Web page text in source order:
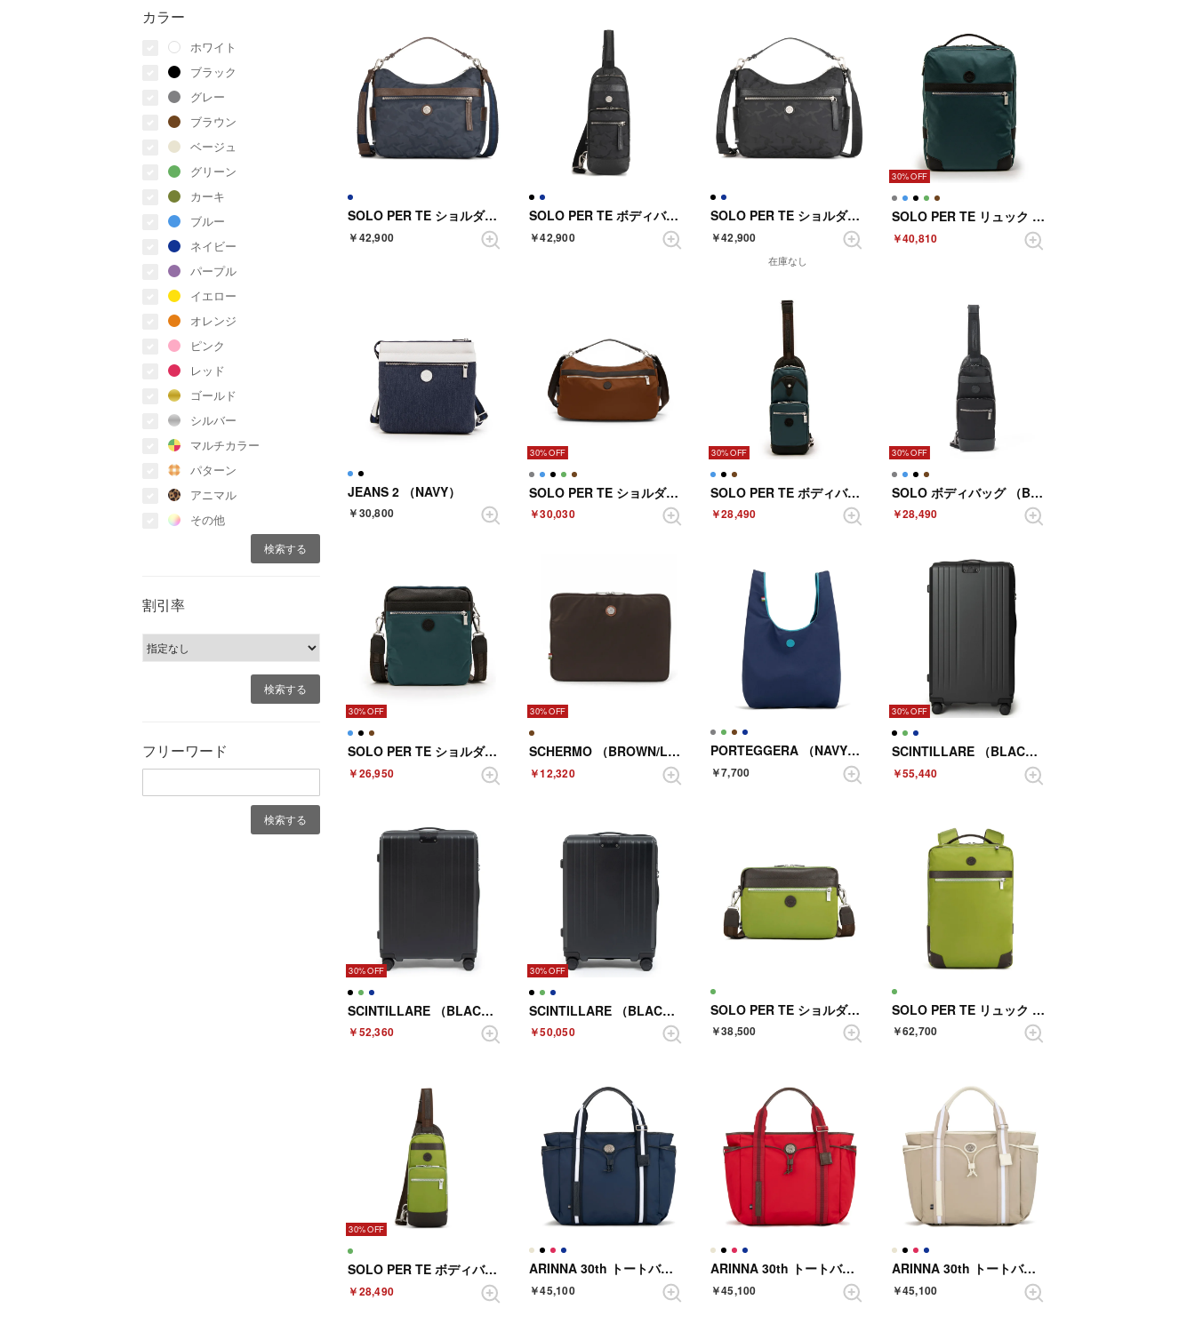
カラー
ホワイト
ブラック
グレー
ブラウン
ベージュ
グリーン
カーキ
ブルー
ネイビー
パープル
イエロー
オレンジ
ピンク
レッド
ゴールド
シルバー
マルチカラー
パターン
アニマル
その他
割引率
フリーワード
SOLO PER TE ショルダーバック （NAVY）
￥42,900
SOLO PER TE ボディバック （BLACK）
￥42,900
SOLO PER TE ショルダーバック （BLACK）
￥42,900
在庫なし
30%
SOLO PER TE リュック （SEABLUE）
￥40,810
JEANS 2 （NAVY）
￥30,800
30%
SOLO PER TE ショルダーバッグ （TERRACOTTA）
￥30,030
30%
SOLO PER TE ボディバッグ （SEABLUE）
￥28,490
30%
SOLO ボディバッグ （BLACK）
￥28,490
30%
SOLO PER TE ショルダーバッグ （SEABLUE）
￥26,950
30%
SCHERMO （BROWN/LIGHTBROWN）
￥12,320
PORTEGGERA （NAVY／BLUE）
￥7,700
30%
SCINTILLARE （BLACK）
￥55,440
30%
SCINTILLARE （BLACK）
￥52,360
30%
SCINTILLARE （BLACK）
￥50,050
SOLO PER TE ショルダーバック （LEAF GREEN）
￥38,500
SOLO PER TE リュック （LEAF GREEN）
￥62,700
30%
SOLO PER TE ボディバック （LEAF GREEN）
￥28,490
ARINNA 30th トートバック （NAVY）
￥45,100
ARINNA 30th トートバック （RED）
￥45,100
ARINNA 30th トートバック （LIGHT BEIGE）
￥45,100